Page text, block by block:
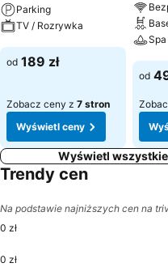
Parking
TV / Rozrywka
Wyświetl ceny
od 189 zł
Zobacz ceny z 7 stron
Wyświetl ceny
Spa
od
Wyświetl
Trendy cen
Na podstawie najniższych cen na
0 zł
0 zł